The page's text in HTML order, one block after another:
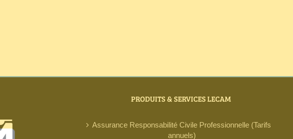
PRODUITS & SERVICES LECAM
Assurance Responsabilité Civile Professionnelle (Tarifs
annuels)